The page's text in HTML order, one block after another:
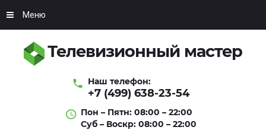
Телевизионный мастер
Наш телефон:
+7 (499) 638-23-54
Пон – Пятн: 08:00 – 22:00
Суб – Воскр: 08:00 – 22:00
Меню